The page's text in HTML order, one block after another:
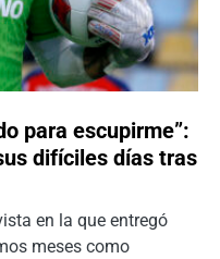
para escupirme”:
difíciles días tras
en la que entregó
meses como